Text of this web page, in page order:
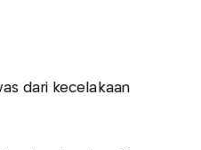
dari kecelakaan